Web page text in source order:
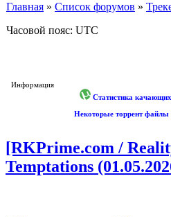
Главная » Список форумов »
Часовой пояс: UTC
Информация
Статистика
Некоторые торрент файлы
[RKPrime.com /
Temptations